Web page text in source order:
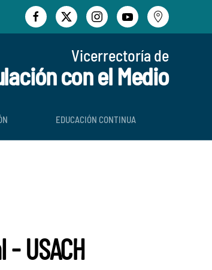
Vicerrectoría de
con el Medio
EDUCACIÓN CONTINUA
USACH